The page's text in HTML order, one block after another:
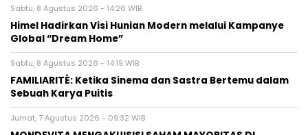
Sabtu, 8 Agustus 2026 - 14:26 WIB
Himel Hadirkan Visi Hunian Modern melalui Kampanye
Global “Dream Home”
Sabtu, 8 Agustus 2026 - 14:19 WIB
FAMILIARITÉ: Ketika Sinema dan Sastra Bertemu dalam
Sebuah Karya Puitis
Jumat, 7 Agustus 2026 - 09:32 WIB